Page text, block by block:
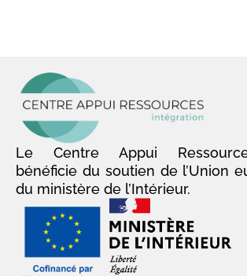
Le Centre Appui
bénéficie du soutien de l’Union
du ministère de l’Intérieur.